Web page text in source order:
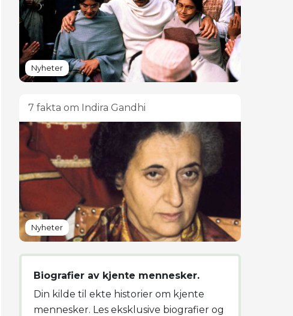
Nyheter
7 fakta om Indira Gandhi
Nyheter
Biografier av kjente mennesker.
Din kilde til ekte historier om kjente
mennesker. Les eksklusive biografier og